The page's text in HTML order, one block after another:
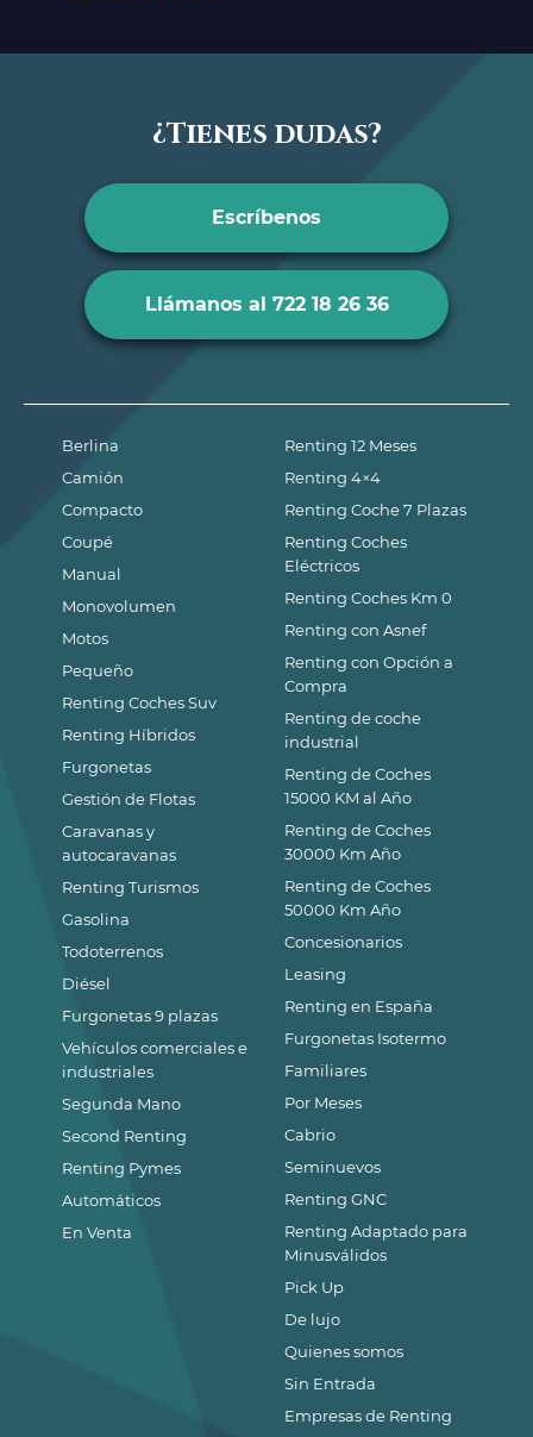
¿Tienes dudas?
Escríbenos
Llámanos al 722 18 26 36
Berlina
Camión
Compacto
Coupé
Manual
Monovolumen
Motos
Pequeño
Renting Coches Suv
Renting Híbridos
Furgonetas
Gestión de Flotas
Caravanas y
autocaravanas
Renting Turismos
Gasolina
Todoterrenos
Diésel
Furgonetas 9 plazas
Vehículos comerciales e
industriales
Segunda Mano
Second Renting
Renting Pymes
Automáticos
En Venta
Renting 12 Meses
Renting 4×4
Renting Coche 7 Plazas
Renting Coches
Eléctricos
Renting Coches Km 0
Renting con Asnef
Renting con Opción a
Compra
Renting de coche
industrial
Renting de Coches
15000 KM al Año
Renting de Coches
30000 Km Año
Renting de Coches
50000 Km Año
Concesionarios
Leasing
Renting en España
Furgonetas Isotermo
Familiares
Por Meses
Cabrio
Seminuevos
Renting GNC
Renting Adaptado para
Minusválidos
Pick Up
De lujo
Quienes somos
Sin Entrada
Empresas de Renting